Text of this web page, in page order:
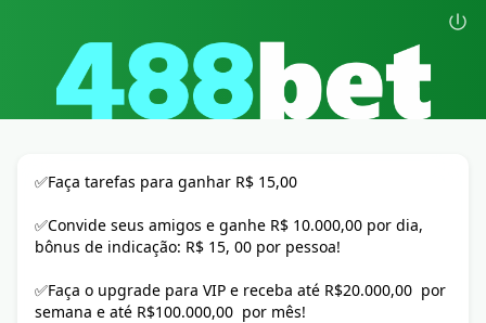
✅Faça tarefas para ganhar R$ 15,00
✅Convide seus amigos e ganhe R$ 10.000,00 por dia,
bônus de indicação: R$ 15, 00 por pessoa!
✅Faça o upgrade para VIP e receba até R$20.000,00 por
semana e até R$100.000,00 por mês!